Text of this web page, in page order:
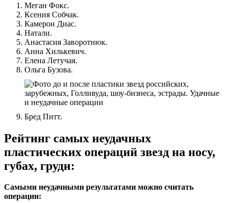
Меган Фокс.
Ксения Собчак.
Камерон Диас.
Натали.
Анастасия Заворотнюк.
Анна Хилькевич.
Елена Летучая.
Ольга Бузова.
Бред Питт.
Рейтинг самых неудачных
пластических операций звезд на носу,
губах, груди:
Самыми неудачными результатами можно считать
операции: